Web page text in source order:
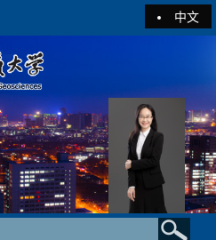
中文